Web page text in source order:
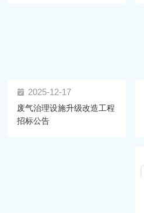
2025-12-17
废气治理设施升级改造工程
招标公告